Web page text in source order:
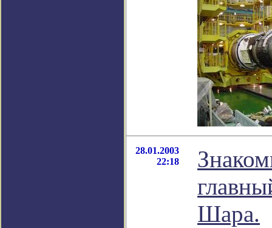
28.01.2003
22:18
Шара.